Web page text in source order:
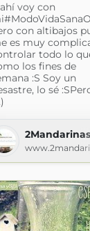
voy con
con altibajos
es muy
todo lo
los fines de
:S Soy un
lo sé